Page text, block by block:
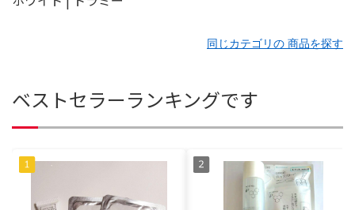
同じカテゴリの 商品を探す
ベストセラーランキングです